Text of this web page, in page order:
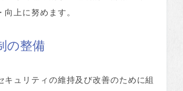
向上に努めます。
の整備
キュリティの維持及び改善のために組